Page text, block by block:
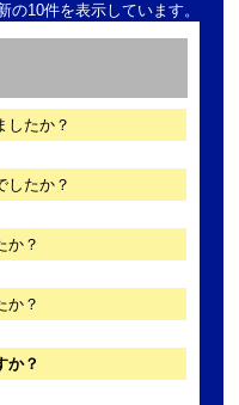
の10件を表示しています。
したか？
したか？
か？
か？
か？